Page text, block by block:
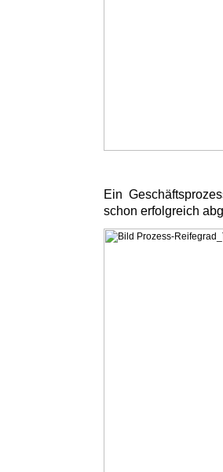
Ein
schon erfolgreich